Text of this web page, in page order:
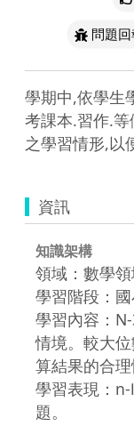
問題
學期中,依學生
考課本.習作.
之學習情形,以
資訊
知識架構
領域：數學
學習階段：
學習內容：
情境。較大
算結果的合理
學習表現：
題。